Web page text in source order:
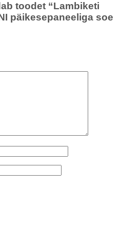
toodet “Lambiketi
päikesepaneeliga soe